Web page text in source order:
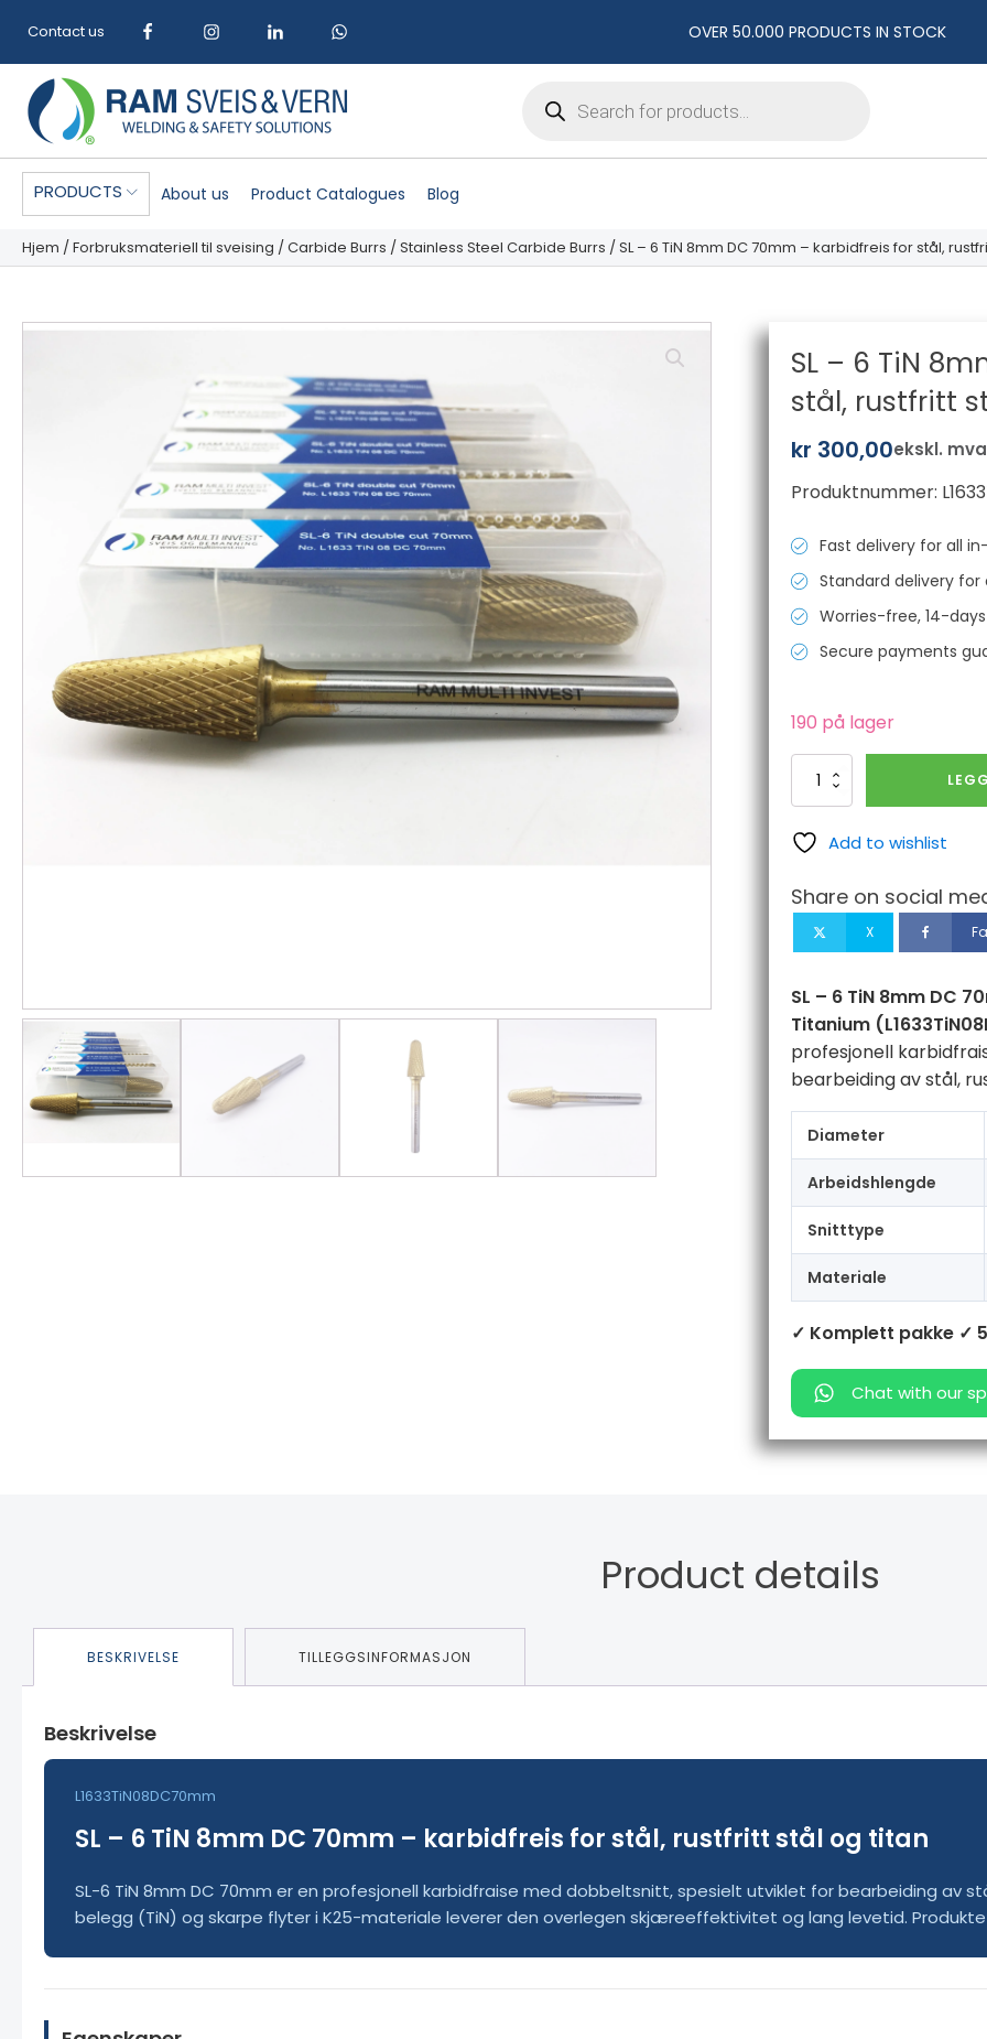
Contact us OVER 50.000 PRODUCTS IN STOCK
Products
search
PRODUCTS About us Product Catalogues Blog
Hjem /Forbruksmateriell til sveising /Carbide Burrs /Stainless Steel Carbide Burrs / SL – 6 TiN 8mm DC 70mm – karbidfreis for stål,
SL – 6 TiN
stål, rustfritt
kr 300,00ekskl. mva
Produktnummer:
Fast delivery for all
Standard delivery for
Worries-free, 14-
Secure payments
190 på lager
TiN
8mm
70mm
karbidfreis
rustfritt
stål
og
titan
antall
Add to wishlist
Share on social
X
SL – 6 TiN 8mm DC
Titanium
profesjonell
bearbeiding av stål,
Diameter
Arbeidshlengde
Snitttype
Materiale
✓ Komplett pakke ✓
Chat with our
Product details
BESKRIVELSE TILLEGGSINFORMASJON
Beskrivelse
L1633TiN08DC70mm
SL – 6 TiN 8mm DC 70mm – karbidfreis for stål, rustfritt stål og titan
SL-6 TiN 8mm DC 70mm er en profesjonell karbidfraise med dobbeltsnitt, spesielt utviklet for bearbeiding av
belegg (TiN) og skarpe flyter i K25-materiale leverer den overlegen skjæreeffektivitet og lang levetid. Produktet